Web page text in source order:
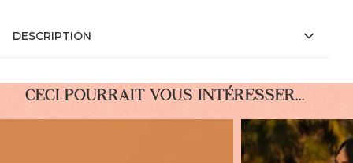
DESCRIPTION
CECI POURRAIT VOUS INTÉRESSER...